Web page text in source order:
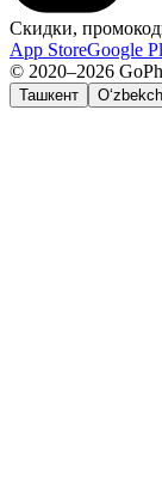
Скидки,
App StoreGoogle
© 2020–2026
Ташкент